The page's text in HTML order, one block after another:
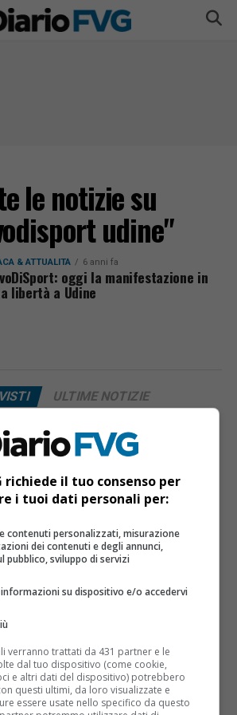
le notizie su
udine"
& ATTUALITÀ 6 anni fa
oggi la manifestazione in
libertà a Udine
ULTIME NOTIZIE
usare con cautela nell’Udinese: ecco tutte
sotto osservazione
LAVORO 1 giorno fa
leggere nei condomini, nuovo bando FVG
5 giorni fa
muore a 29 anni dopo la
alle Ferriere Nord di Osoppo
nuovi poliziotti in Friuli-Venezia Giulia:
assegnati a Trieste
1 giorno fa
in poche ore scuotono la Croazia: la
richiede il tuo consenso per
i tuoi dati personali per:
contenuti personalizzati, misurazione
dei contenuti e degli annunci,
pubblico, sviluppo di servizi
su dispositivo e/o accedervi
verranno trattati da 431 partner e le
dal tuo dispositivo (come cookie,
e altri dati del dispositivo) potrebbero
questi ultimi, da loro visualizzate e
essere usate nello specifico da questo